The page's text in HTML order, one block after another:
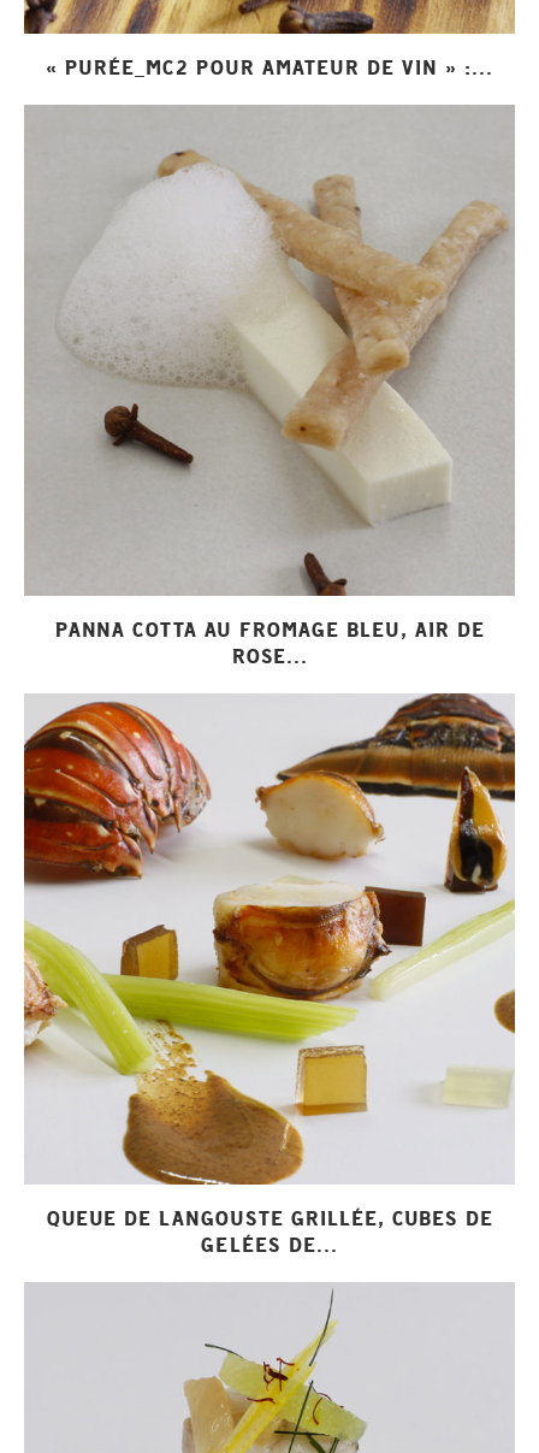
« PURÉE_MC2 POUR AMATEUR DE VIN » :...
PANNA COTTA AU FROMAGE BLEU, AIR DE
ROSE...
QUEUE DE LANGOUSTE GRILLÉE, CUBES DE
GELÉES DE...